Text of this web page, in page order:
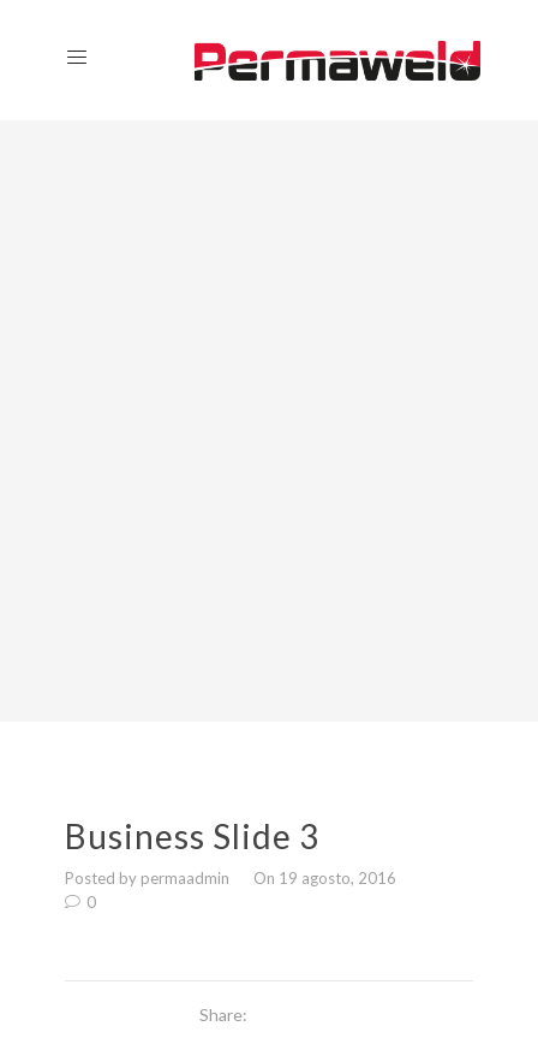
Business Slide 3
Posted by permaadmin
On 19 agosto, 2016
0
Share: